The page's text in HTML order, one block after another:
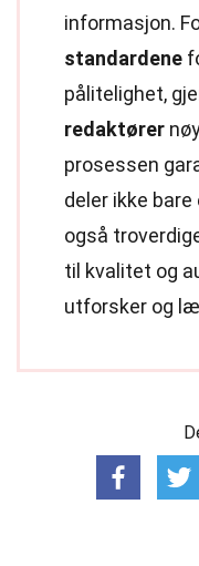
informasjon.
standardene
pålitelighet,
redaktører
prosessen
deler ikke
også
til kvalitet og
utforsker og